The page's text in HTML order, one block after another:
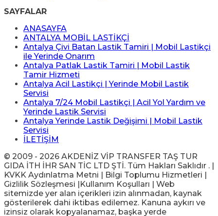
SAYFALAR
ANASAYFA
ANTALYA MOBİL LASTİKÇİ
Antalya Çivi Batan Lastik Tamiri | Mobil Lastikçi
ile Yerinde Onarım
Antalya Patlak Lastik Tamiri | Mobil Lastik
Tamir Hizmeti
Antalya Acil Lastikçi | Yerinde Mobil Lastik
Servisi
Antalya 7/24 Mobil Lastikçi | Acil Yol Yardım ve
Yerinde Lastik Servisi
Antalya Yerinde Lastik Değişimi | Mobil Lastik
Servisi
İLETİŞİM
© 2009 - 2026 AKDENİZ VİP TRANSFER TAŞ TUR
GIDA İTH İHR SAN TİC LTD ŞTİ. Tüm Hakları Saklıdır . |
KVKK Aydınlatma Metni | Bilgi Toplumu Hizmetleri |
Gizlilik Sözleşmesi |Kullanım Koşulları | Web
sitemizde yer alan içerikleri izin alınmadan, kaynak
gösterilerek dahi iktibas edilemez. Kanuna aykırı ve
izinsiz olarak kopyalanamaz, başka yerde